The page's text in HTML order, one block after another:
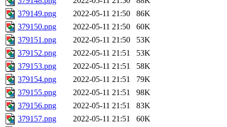
379149.png
2022-05-11 21:50
86K
379150.png
2022-05-11 21:50
60K
379151.png
2022-05-11 21:50
53K
379152.png
2022-05-11 21:51
53K
379153.png
2022-05-11 21:51
58K
379154.png
2022-05-11 21:51
79K
379155.png
2022-05-11 21:51
98K
379156.png
2022-05-11 21:51
83K
379157.png
2022-05-11 21:51
60K